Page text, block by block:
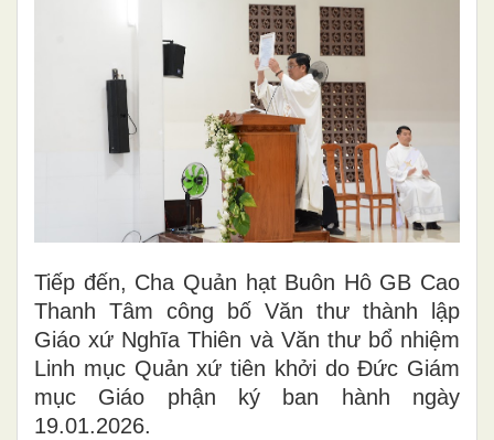
Tiếp đến, Cha Quản hạt Buôn Hô GB Cao
Thanh Tâm công bố Văn thư thành lập
Giáo xứ Nghĩa Thiên và Văn thư bổ nhiệm
Linh mục Quản xứ tiên khởi do Đức Giám
mục Giáo phận ký ban hành ngày
19.01.2026.